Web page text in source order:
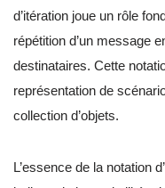
d’itération joue un rôle
répétition d’un message
destinataires. Cette
représentation de
collection d’objets.
L’essence de la notation